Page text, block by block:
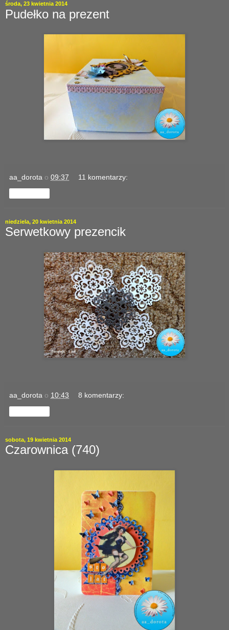
środa, 23 kwietnia 2014
Pudełko na prezent
aa_dorota o 09:37 11 komentarzy:
niedziela, 20 kwietnia 2014
Serwetkowy prezencik
aa_dorota o 10:43 8 komentarzy:
sobota, 19 kwietnia 2014
Czarownica (740)